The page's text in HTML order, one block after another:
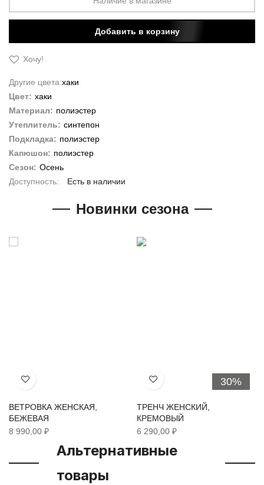
Добавить в корзину
Хочу!
Другие цвета:хаки
Цвет: хаки
Материал: полиэстер
Утеплитель: синтепон
Подкладка: полиэстер
Капюшон: полиэстер
Сезон: Осень
Есть в наличии
Новинки сезона
Хочу!
ВЕТРОВКА ЖЕНСКАЯ,
БЕЖЕВАЯ
8 990,00 ₽
30%
Хочу!
ТРЕНЧ ЖЕНСКИЙ,
КРЕМОВЫЙ
6 290,00 ₽
Альтернативные
товары